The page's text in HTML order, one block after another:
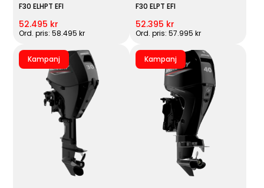
F30 ELHPT EFI
52.495 kr
Ord. pris: 58.495 kr
F30 ELPT EFI
52.395 kr
Ord. pris: 57.995 kr
Kampanj Kampanj